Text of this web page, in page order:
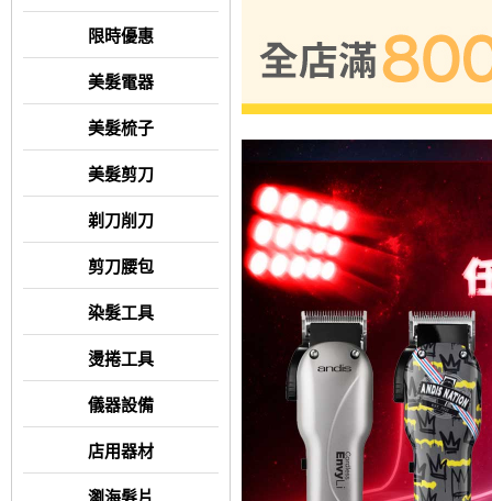
限時優惠
美髮電器
美髮梳子
美髮剪刀
剃刀削刀
剪刀腰包
染髮工具
燙捲工具
儀器設備
店用器材